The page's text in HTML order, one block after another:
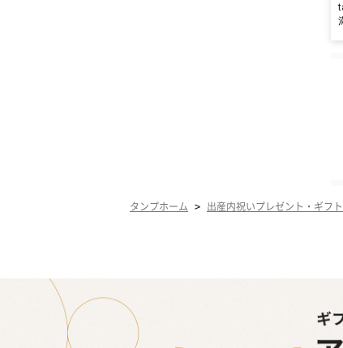
タンプホーム > 出産内祝いプレゼント・ギフト